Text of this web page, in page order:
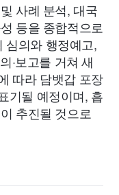
사례 분석, 대국
등을 종합적으로
심의와 행정예고,
·보고를 거쳐 새
따라 담뱃갑 포장
기될 예정이며, 흡
추진될 것으로